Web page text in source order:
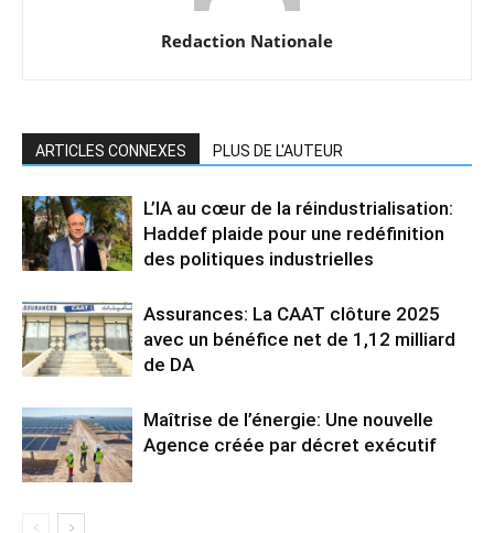
Redaction Nationale
ARTICLES CONNEXES PLUS DE L'AUTEUR
L’IA au cœur de la réindustrialisation:
Haddef plaide pour une redéfinition
des politiques industrielles
Assurances: La CAAT clôture 2025
avec un bénéfice net de 1,12 milliard
de DA
Maîtrise de l’énergie: Une nouvelle
Agence créée par décret exécutif